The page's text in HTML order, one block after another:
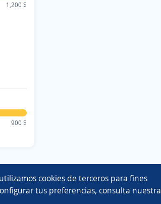
cookies de terceros para fines
tus preferencias, consulta nuestra
1,200 $
900 $